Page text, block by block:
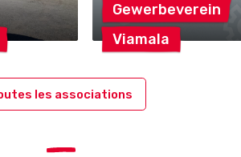
Gewerbeverein
Viamala
les associations